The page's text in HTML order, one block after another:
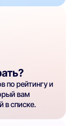
по рейтингу и
вам
в списке.